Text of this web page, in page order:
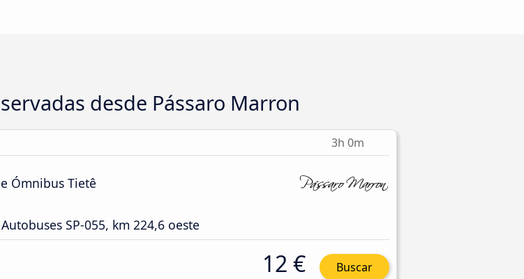
desde Pássaro Marron
3h 0m
Ómnibus Tietê
SP-055, km 224,6 oeste
12 € Buscar